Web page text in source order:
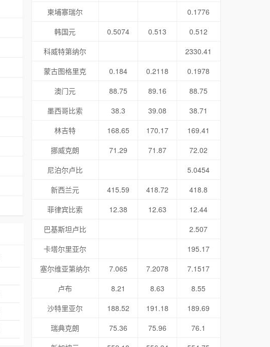
柬埔寨瑞尔
0.1776
韩国元
0.5074 0.513
0.512
科威特第纳尔
2330.41
蒙古图格里克
0.184 0.2118
0.1978
澳门元
88.75 89.16
88.75
墨西哥比索
38.3 39.08
38.71
林吉特
168.65 170.17
169.41
挪威克朗
71.29 71.87
72.02
尼泊尔卢比
5.0454
新西兰元
415.59 418.72
418.8
菲律宾比索
12.38 12.63
12.44
巴基斯坦卢比
2.507
卡塔尔里亚尔
195.17
塞尔维亚第纳尔
7.065 7.2078
7.1517
卢布
8.21 8.63
8.55
沙特里亚尔
188.52 191.18
189.69
瑞典克朗
75.36 75.96
76.1